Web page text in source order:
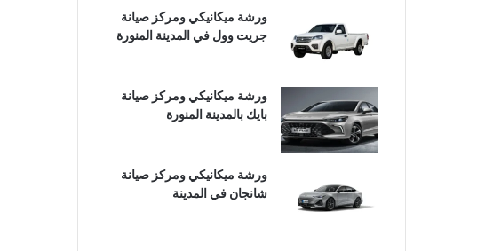
ورشة ميكانيكي ومركز صيانة
جريت وول في المدينة المنورة
ورشة ميكانيكي ومركز صيانة
بايك بالمدينة المنورة
ورشة ميكانيكي ومركز صيانة
شانجان في المدينة